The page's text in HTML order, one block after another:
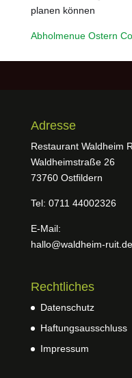
planen können
Abholmenue Ostern
Adresse
Restaurant Waldheim
Waldheimstraße 26
73760 Ostfildern
Tel: 0711 44002326
E-Mail:
hallo@waldheim-ruit.de
Rechtliches
Datenschutz
Haftungsausschluss
Impressum